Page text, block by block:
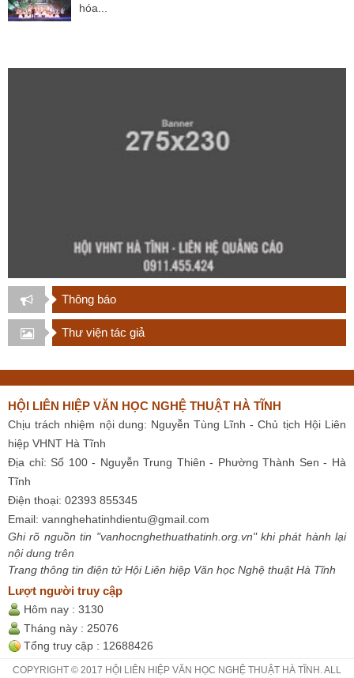
hóa...
Thông báo
Thư viện tác giả
HỘI LIÊN HIỆP VĂN HỌC NGHỆ THUẬT HÀ TĨNH
Chịu trách nhiệm nội dung: Nguyễn Tùng Lĩnh - Chủ tịch Hội Liên
hiệp VHNT Hà Tĩnh
Địa chỉ: Số 100 - Nguyễn Trung Thiên - Phường Thành Sen - Hà
Tĩnh
Điện thoại: 02393 855345
Email: vannghehatinhdientu@gmail.com
Ghi rõ nguồn tin "vanhocnghethuathatinh.org.vn" khi phát hành lại
nội dung trên
Trang thông tin điện tử Hội Liên hiệp Văn học Nghệ thuật Hà Tĩnh
Lượt người truy cập
Hôm nay : 3130
Tháng này : 25076
Tổng truy cập : 12688426
COPYRIGHT © 2017 HỘI LIÊN HIỆP VĂN HỌC NGHỆ THUẬT HÀ TĨNH. ALL